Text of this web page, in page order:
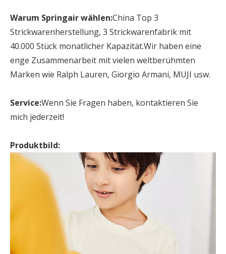
Warum Springair wählen:China Top 3
Strickwarenherstellung, 3 Strickwarenfabrik mit
40.000 Stück monatlicher Kapazität.Wir haben eine
enge Zusammenarbeit mit vielen weltberühmten
Marken wie Ralph Lauren, Giorgio Armani, MUJI usw.
Service:Wenn Sie Fragen haben, kontaktieren Sie
mich jederzeit!
Produktbild: